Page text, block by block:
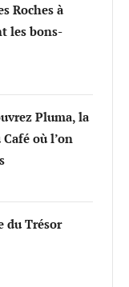
Roches à
les bons-
Pluma, la
où l’on
du Trésor